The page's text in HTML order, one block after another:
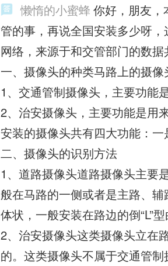
懒惰的小蜜蜂 你好，朋友，
管的事，再说全国安装多少呀
网络，来源于和交管部门的数据
一、摄像头的种类马路上的摄像
1、交通管制摄像头，主要功能
2、治安摄像头，主要功能是用
安装的摄像头共有四大功能：一
二、摄像头的识别方法
1、道路摄像头道路摄像头主要
般在马路的一侧或者是主路、
体状，一般安装在路边的倒“L”型
2、治安摄像头这类摄像头立在
的。这类摄像头不属于交通管制